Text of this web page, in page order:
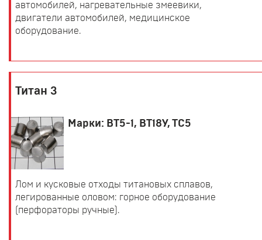
автомобилей, нагревательные змеевики,
двигатели автомобилей, медицинское
оборудование.
Титан 3
Марки: ВТ5-1, ВТ18У, ТС5
Лом и кусковые отходы титановых сплавов,
легированные оловом: горное оборудование
(перфораторы ручные).